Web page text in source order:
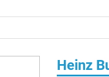
Heinz